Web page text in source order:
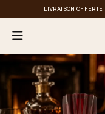
LIVRAISON OFFERTE